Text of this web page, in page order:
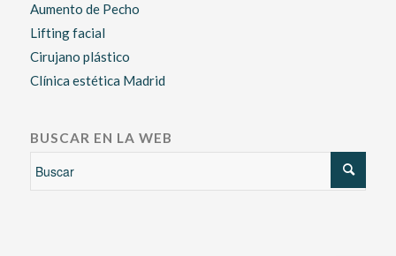
Aumento de Pecho
Lifting facial
Cirujano plástico
Clínica estética Madrid
BUSCAR EN LA WEB